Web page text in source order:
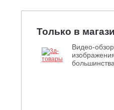
Только в
Видео-